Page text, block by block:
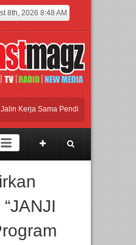
8th, 2026 8:48 AM
Sama Pendidikan dan Riset untuk
dan Produk Bayi dari Seluruh Dunia,
Sama Pendidikan dan Riset untuk